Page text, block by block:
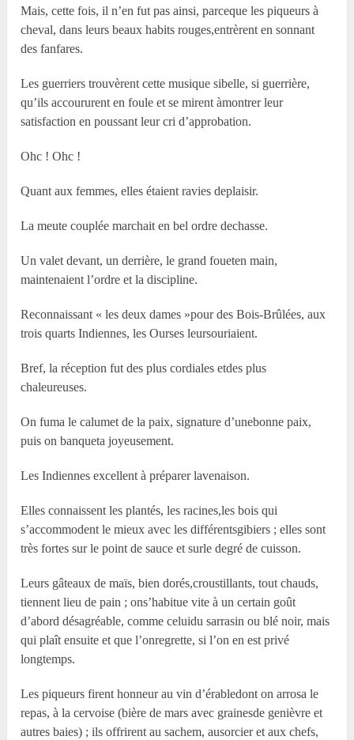
Mais, cette fois, il n’en fut pas ainsi, parceque les piqueurs à
cheval, dans leurs beaux habits rouges,entrèrent en sonnant
des fanfares.
Les guerriers trouvèrent cette musique sibelle, si guerrière,
qu’ils accoururent en foule et se mirent àmontrer leur
satisfaction en poussant leur cri d’approbation.
Ohc ! Ohc !
Quant aux femmes, elles étaient ravies deplaisir.
La meute couplée marchait en bel ordre dechasse.
Un valet devant, un derrière, le grand foueten main,
maintenaient l’ordre et la discipline.
Reconnaissant « les deux dames »pour des Bois-Brûlées, aux
trois quarts Indiennes, les Ourses leursouriaient.
Bref, la réception fut des plus cordiales etdes plus
chaleureuses.
On fuma le calumet de la paix, signature d’unebonne paix,
puis on banqueta joyeusement.
Les Indiennes excellent à préparer lavenaison.
Elles connaissent les plantés, les racines,les bois qui
s’accommodent le mieux avec les différentsgibiers ; elles sont
très fortes sur le point de sauce et surle degré de cuisson.
Leurs gâteaux de maïs, bien dorés,croustillants, tout chauds,
tiennent lieu de pain ; ons’habitue vite à un certain goût
d’abord désagréable, comme celuidu sarrasin ou blé noir, mais
qui plaît ensuite et que l’onregrette, si l’on en est privé
longtemps.
Les piqueurs firent honneur au vin d’érabledont on arrosa le
repas, à la cervoise (bière de mars avec grainesde genièvre et
autres baies) ; ils offrirent au sachem, ausorcier et aux chefs,